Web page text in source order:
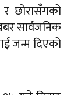
र छोरासँगको
सार्वजनिक
जन्म दिएको